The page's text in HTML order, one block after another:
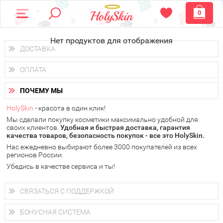
0
Нет продуктов для отображения
ДОСТАВКА
Доставка осуществляетсяпо всем городам России.
Вы можете выбрать доставку курьером, Почтой России или
получить заказ в пунктах выдачи PickPoint или пункте
самовывоза.
В 20 городах России доставка осуществляется ужена
следующий день.
у Вас всегда есть возможность получитьбесплатную
доставку от HolySkin.
подробнее об условиях доставки и оплаты в Вашем городе
ОПЛАТА
Вы можете оплатить свой заказ любым удобным способом:
наличными деньгами (
через интернет-банк (Альфа-банк, Сбербанк) и другими
электронными способами.
ПОЧЕМУ МЫ
HolySkin - красота в один клик!
Мы сделали покупку косметики максимально удобной для
своих клиентов. Удобная и быстрая доставка, гарантия
качества товаров, безопасность покупок - все это HolySkin.
Нас ежедневно выбирают более 3000 покупателей из всех
регионов России.
Убедись в качестве сервиса и ты!
СВЯЗАТЬСЯ С ПОДДЕРЖКОЙ
+7 (800) 707-24-55
Мы будем рады ответить на все Ваши вопросы по работе
магазина, проконсультировать по товарам, рассказать о
БОНУСНАЯ СИСТЕМА